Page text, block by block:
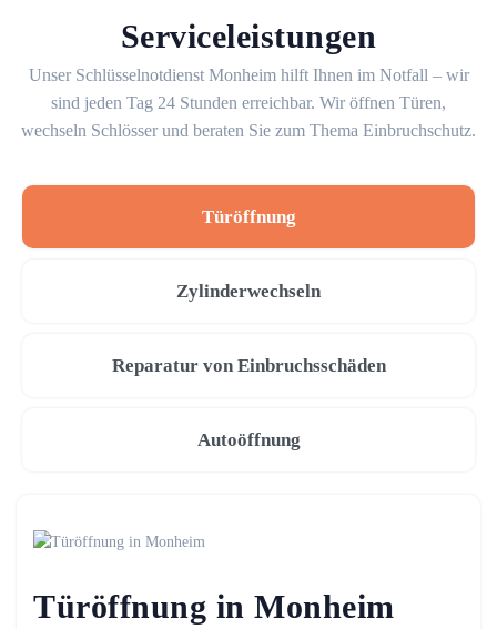
Serviceleistungen
Unser Schlüsselnotdienst Monheim hilft Ihnen im Notfall – wir
sind jeden Tag 24 Stunden erreichbar. Wir öffnen Türen,
wechseln Schlösser und beraten Sie zum Thema Einbruchschutz.
Türöffnung
Zylinderwechseln
Reparatur von Einbruchsschäden
Autoöffnung
Türöffnung in Monheim